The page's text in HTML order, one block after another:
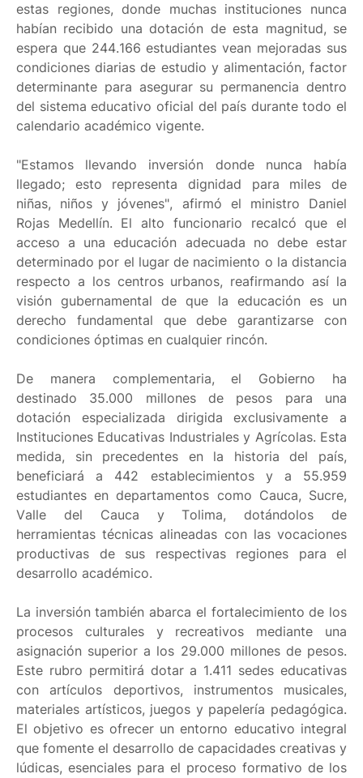
estas regiones, donde muchas instituciones nunca
habían recibido una dotación de esta magnitud, se
espera que 244.166 estudiantes vean mejoradas sus
condiciones diarias de estudio y alimentación, factor
determinante para asegurar su permanencia dentro
del sistema educativo oficial del país durante todo el
calendario académico vigente.
"Estamos llevando inversión donde nunca había
llegado; esto representa dignidad para miles de
niñas, niños y jóvenes", afirmó el ministro Daniel
Rojas Medellín. El alto funcionario recalcó que el
acceso a una educación adecuada no debe estar
determinado por el lugar de nacimiento o la distancia
respecto a los centros urbanos, reafirmando así la
visión gubernamental de que la educación es un
derecho fundamental que debe garantizarse con
condiciones óptimas en cualquier rincón.
De manera complementaria, el Gobierno ha
destinado 35.000 millones de pesos para una
dotación especializada dirigida exclusivamente a
Instituciones Educativas Industriales y Agrícolas. Esta
medida, sin precedentes en la historia del país,
beneficiará a 442 establecimientos y a 55.959
estudiantes en departamentos como Cauca, Sucre,
Valle del Cauca y Tolima, dotándolos de
herramientas técnicas alineadas con las vocaciones
productivas de sus respectivas regiones para el
desarrollo académico.
La inversión también abarca el fortalecimiento de los
procesos culturales y recreativos mediante una
asignación superior a los 29.000 millones de pesos.
Este rubro permitirá dotar a 1.411 sedes educativas
con artículos deportivos, instrumentos musicales,
materiales artísticos, juegos y papelería pedagógica.
El objetivo es ofrecer un entorno educativo integral
que fomente el desarrollo de capacidades creativas y
lúdicas, esenciales para el proceso formativo de los